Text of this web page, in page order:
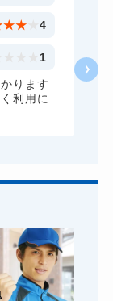
8,800円～(税込)
円～(税込)
円～(税込)
★★ 4
1
ります
利用に